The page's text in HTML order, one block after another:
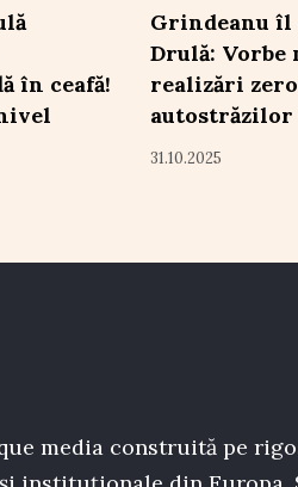
în ceafă!
Grindeanu îl
Drulă: Vorbe
realizări
autostrăzilor
31.10.2025
media construită pe